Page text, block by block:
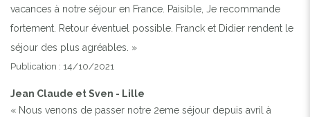
vacances à notre séjour en France. Paisible, Je recommande
fortement. Retour éventuel possible. Franck et Didier rendent le
séjour des plus agréables. »
Publication : 14/10/2021
Jean Claude et Sven - Lille
« Nous venons de passer notre 2eme séjour depuis avril à